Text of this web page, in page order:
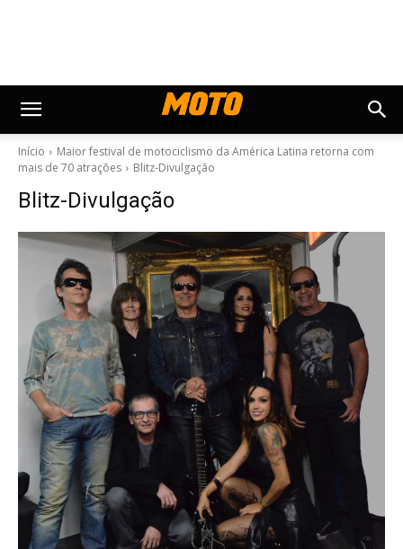
Início
Maior festival de motociclismo da América Latina retorna com
mais de 70 atrações
Blitz-Divulgação
Blitz-Divulgação